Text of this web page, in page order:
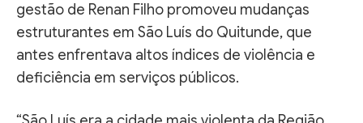
gestão de Renan Filho promoveu mudanças
estruturantes em São Luís do Quitunde, que
antes enfrentava altos índices de violência e
deficiência em serviços públicos.